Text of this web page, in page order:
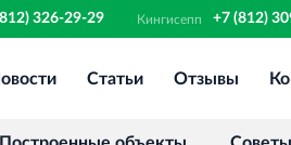
326-29-29 Кингисепп +7 (812)
Аренда недвижимости
Статьи Отзывы